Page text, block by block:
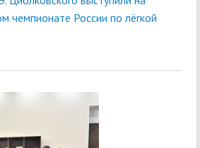
чемпионате России по лёгкой